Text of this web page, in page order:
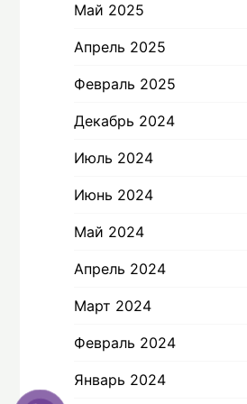
Май 2025
Апрель 2025
Февраль 2025
Декабрь 2024
Июль 2024
Июнь 2024
Май 2024
Апрель 2024
Март 2024
Февраль 2024
Январь 2024